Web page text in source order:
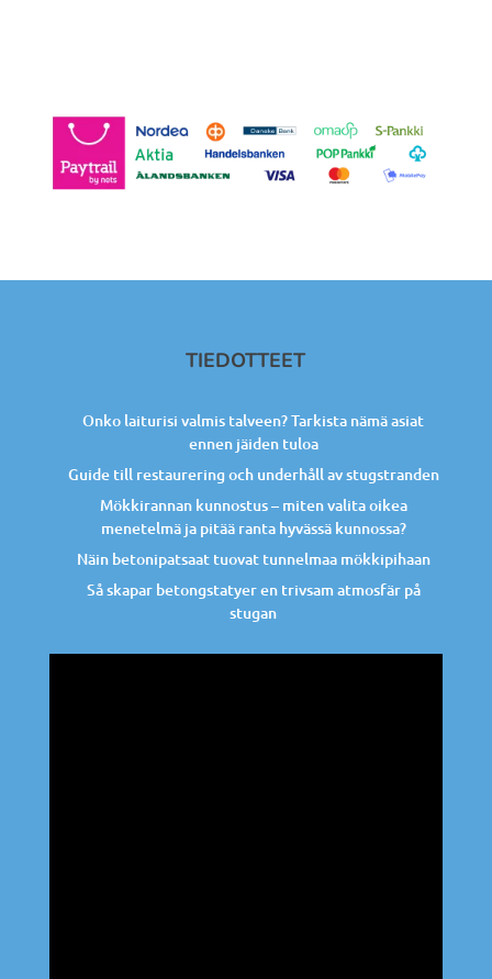
TIEDOTTEET
Onko laiturisi valmis talveen? Tarkista nämä asiat
ennen jäiden tuloa
Guide till restaurering och underhåll av stugstranden
Mökkirannan kunnostus – miten valita oikea
menetelmä ja pitää ranta hyvässä kunnossa?
Näin betonipatsaat tuovat tunnelmaa mökkipihaan
Så skapar betongstatyer en trivsam atmosfär på
stugan